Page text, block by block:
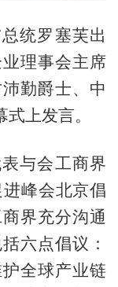
统罗塞芙出
理事会主席
勤爵士、中
上发言。
与会工商界
峰会北京倡
界充分沟通
六点倡议：
全球产业链